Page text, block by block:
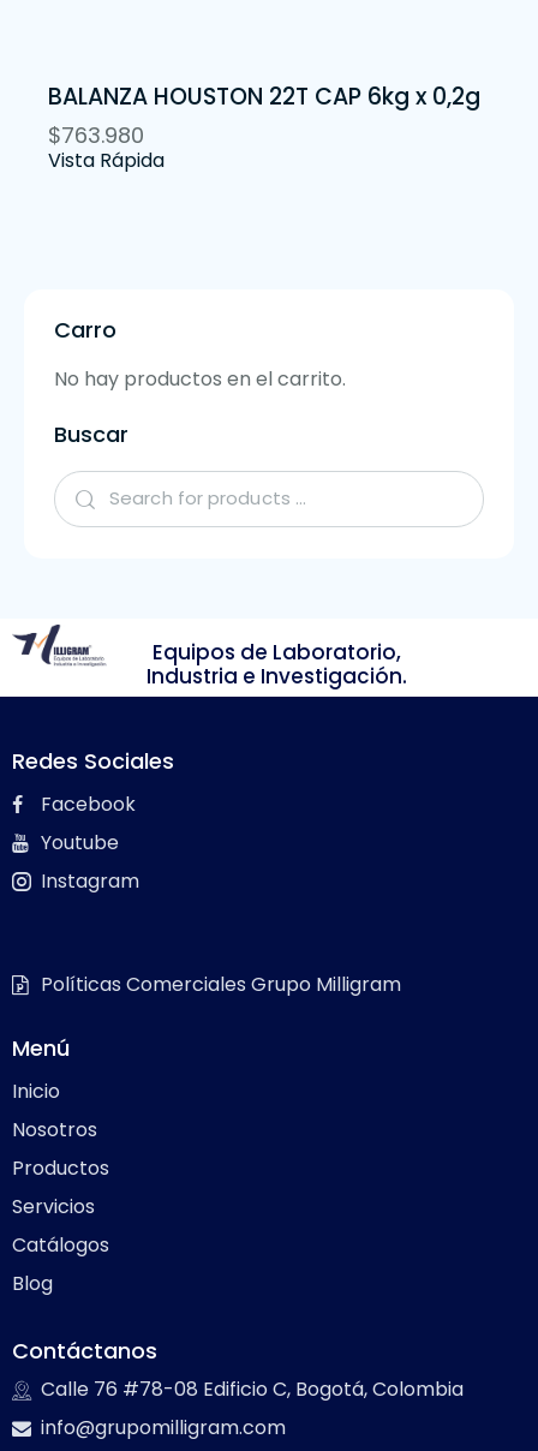
BALANZA HOUSTON 22T CAP 6kg x 0,2g
$763.980
Vista Rápida
Carro
No hay productos en el carrito.
Buscar
Equipos de Laboratorio,
Industria e Investigación.
Redes Sociales
Facebook
Youtube
Instagram
Políticas Comerciales Grupo Milligram
Menú
Inicio
Nosotros
Productos
Servicios
Catálogos
Blog
Contáctanos
Calle 76 #78-08 Edificio C, Bogotá, Colombia
info@grupomilligram.com